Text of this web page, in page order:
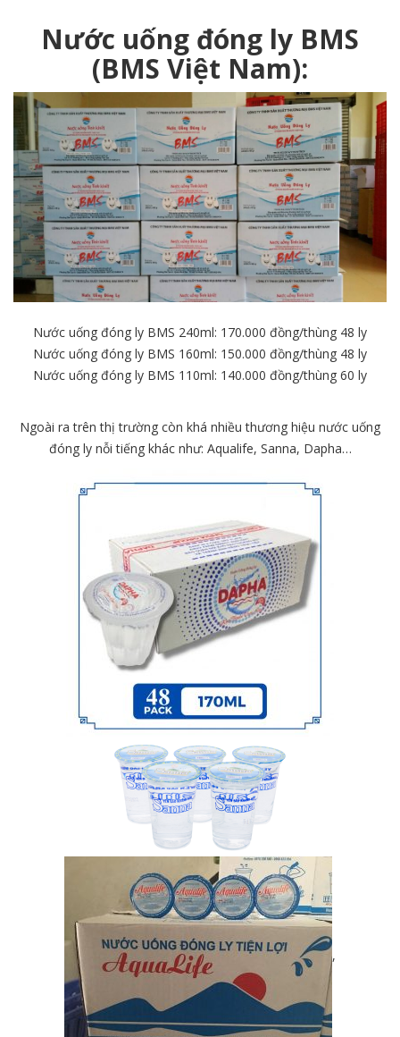
Nước uống đóng ly BMS
(BMS Việt Nam):
Nước uống đóng ly BMS 240ml: 170.000 đồng/thùng 48 ly
Nước uống đóng ly BMS 160ml: 150.000 đồng/thùng 48 ly
Nước uống đóng ly BMS 110ml: 140.000 đồng/thùng 60 ly
Ngoài ra trên thị trường còn khá nhiều thương hiệu nước uống
đóng ly nỗi tiếng khác như: Aqualife, Sanna, Dapha…
,